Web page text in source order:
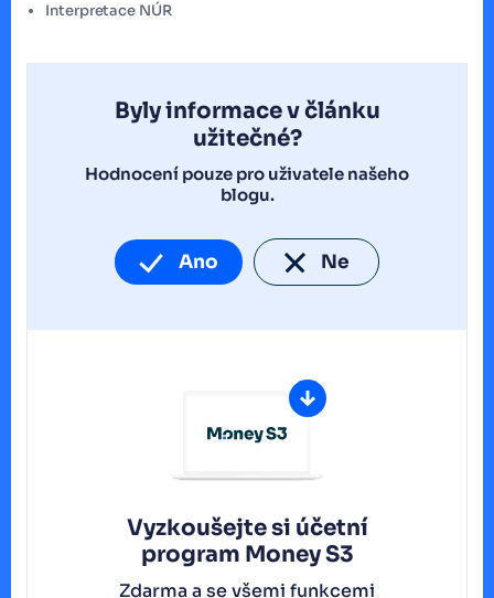
Interpretace NÚR
Byly informace v článku
užitečné?
Hodnocení pouze pro uživatele našeho
blogu.
Ano Ne
Vyzkoušejte si účetní
program Money S3
Zdarma a se všemi funkcemi